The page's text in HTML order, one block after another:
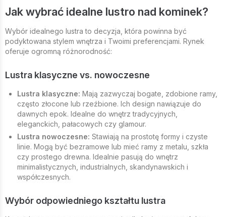
Jak wybrać idealne lustro nad kominek?
Wybór idealnego lustra to decyzja, która powinna być
podyktowana stylem wnętrza i Twoimi preferencjami. Rynek
oferuje ogromną różnorodność:
Lustra klasyczne vs. nowoczesne
Lustra klasyczne: Mają zazwyczaj bogate, zdobione ramy,
często złocone lub rzeźbione. Ich design nawiązuje do
dawnych epok. Idealne do wnętrz tradycyjnych,
eleganckich, pałacowych czy glamour.
Lustra nowoczesne: Stawiają na prostotę formy i czyste
linie. Mogą być bezramowe lub mieć ramy z metalu, szkła
czy prostego drewna. Idealnie pasują do wnętrz
minimalistycznych, industrialnych, skandynawskich i
współczesnych.
Wybór odpowiedniego kształtu lustra